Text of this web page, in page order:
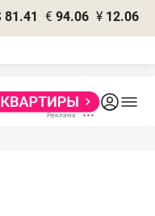
81.41 € 94.06 ¥ 12.06